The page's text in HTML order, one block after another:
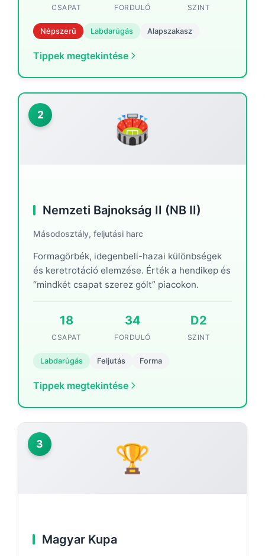
CSAPAT FORDULÓ SZINT
Népszerű Labdarúgás Alapszakasz
Tippek megtekintése
2 🏟️
Nemzeti Bajnokság II (NB II)
Másodosztály, feljutási harc
Formagörbék, idegenbeli-hazai különbségek
és keretrotáció elemzése. Érték a hendikep és
“mindkét csapat szerez gólt” piacokon.
18
CSAPAT
34
FORDULÓ
D2
SZINT
Labdarúgás Feljutás Forma
Tippek megtekintése
3 🏆
Magyar Kupa